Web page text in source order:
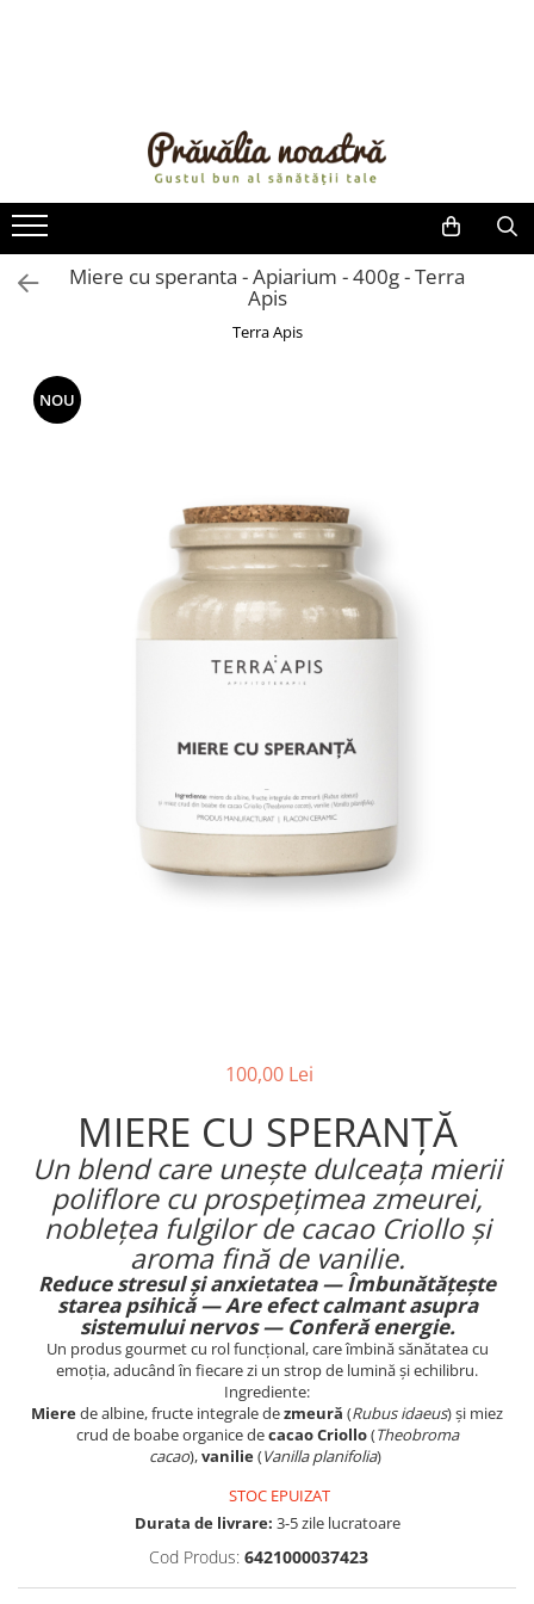
ULEIURI ȘI UNTURI
MĂSLINE
NUCI ȘI SEMINȚE
FRUCTE DESHIDRATATE
ÎNDULCITORI NATURALI / MIERE
OȚETURI ȘI SOSURI
SOSURI
CREME ȘI PASTE TARTINABILE
CEAIURI GRECEȘTI
PRODUSE ECO / ORGANICE
PRODUSE ROMÂNEȘTI
Miere cu speranta - Apiarium - 400g - Terra
Apis
Terra Apis
NOU
100,00 Lei
MIERE CU SPERANȚĂ
Un blend care unește dulceața mierii
poliflore cu prospețimea zmeurei,
noblețea fulgilor de cacao Criollo și
aroma fină de vanilie.
Reduce stresul și anxietatea —Îmbunătățește
starea psihică —Are efect calmant asupra
sistemului nervos — Conferă energie.
Un produs gourmet cu rol funcțional, care îmbină sănătatea cu
emoția, aducând în fiecare zi un strop de lumină și echilibru.
Ingrediente:
Mierede albine, fructe integrale dezmeură (Rubus idaeus) și miez
crud de boabe organice decacao Criollo(Theobroma
cacao),vanilie(Vanilla planifolia)
STOC EPUIZAT
Durata de livrare: 3-5 zile lucratoare
Cod Produs: 6421000037423